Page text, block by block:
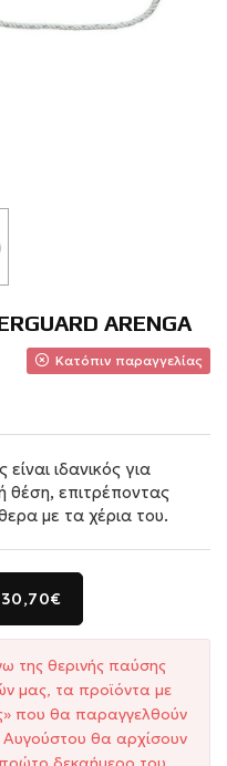
ARENGA
Κατόπιν παραγγελίας
ιδανικός για
θέση, επιτρέποντας
με τα χέρια του.
30,70€
της θερινής παύσης
μας, τα προϊόντα με
που θα παραγγελθούν
Αυγούστου θα αρχίσουν